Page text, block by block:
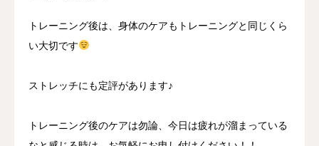
トレーニング後は、身体のケアもトレーニングと同じくら
い大切です
ストレッチにも定評があります♪
トレーニング後のケアは勿論、今日は疲れが溜まっている